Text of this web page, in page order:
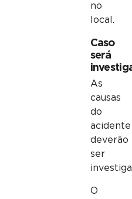
no
local.
Caso
será
As
causas
do
acidente
deverão
ser
O